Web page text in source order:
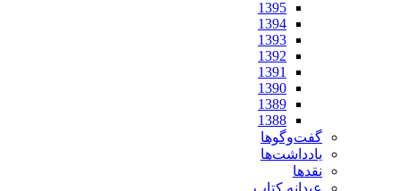
1395
1394
1393
1392
1391
1390
1389
1388
گفت‌وگوها
یادداشت‌ها
نقدها
عیدانه کتاب